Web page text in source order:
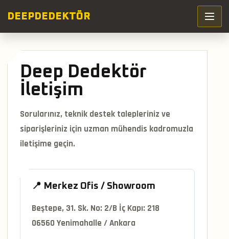
DEEP DEDEKTÖR
Deep Dedektör
İletişim
Sorularınız, teknik destek talepleriniz ve
siparişleriniz için uzman mühendis kadromuzla
iletişime geçin.
📍 Merkez Ofis / Showroom
Beştepe, 31. Sk. No: 2/B İç Kapı: 218
06560 Yenimahalle / Ankara